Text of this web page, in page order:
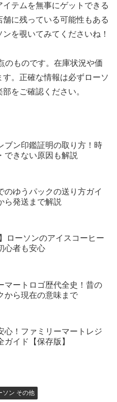
テムを無事にゲットできる
に残っている可能性もある
を覗いてみてくださいね！
ものです。在庫状況や価
。正確な情報は必ずローソ
をご確認ください。
ブン印鑑証明の取り方！時
できない原因も解説
のゆうパックの送り方ガイ
ら発送まで解説
ローソンのアイスコーヒー
心者も安心
マートロゴ歴代全史！昔の
から現在の意味まで
心！ファミリーマートレジ
ガイド【保存版】
ソン その他